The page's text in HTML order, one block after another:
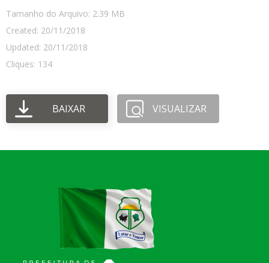
Tamanho do Arquivo: 2.39 MB
Created: 20/11/2018
Updated: 20/11/2018
Cliques: 134
BAIXAR VISUALIZAR